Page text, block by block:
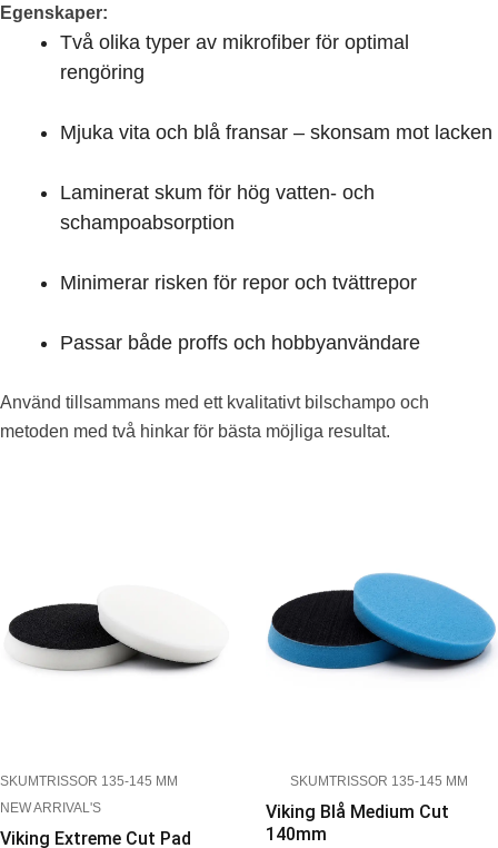
Egenskaper:
Två olika typer av mikrofiber för optimal
rengöring
Mjuka vita och blå fransar – skonsam mot lacken
Laminerat skum för hög vatten- och
schampoabsorption
Minimerar risken för repor och tvättrepor
Passar både proffs och hobbyanvändare
Använd tillsammans med ett kvalitativt bilschampo och
metoden med två hinkar för bästa möjliga resultat.
SKUMTRISSOR 135-145 MM
NEW ARRIVAL'S
Viking Extreme Cut Pad
SKUMTRISSOR 135-145 MM
Viking Blå Medium Cut
140mm